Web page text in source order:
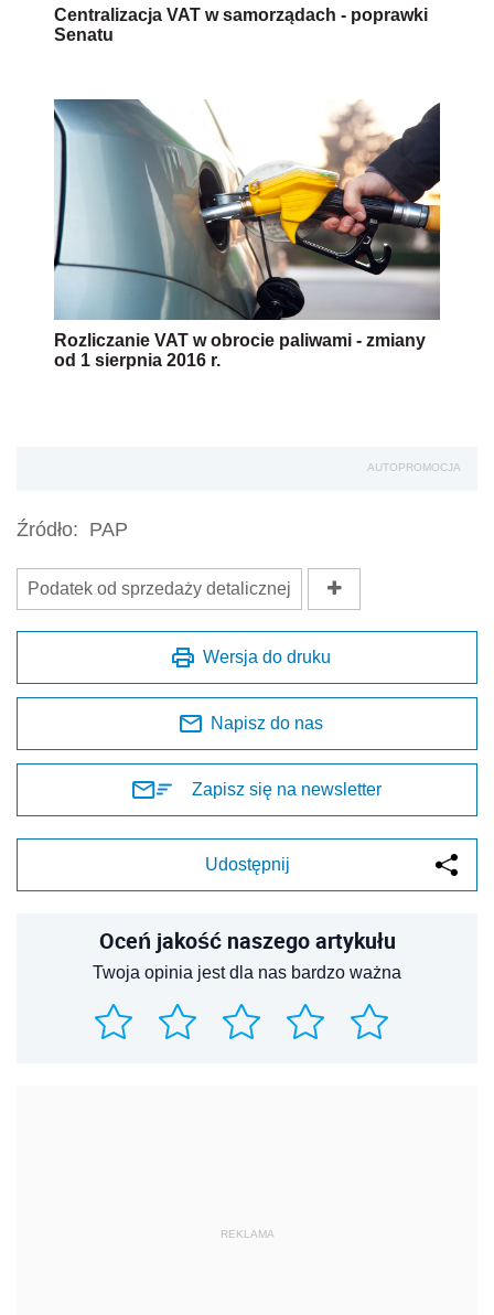
Centralizacja VAT w samorządach - poprawki
Senatu
Rozliczanie VAT w obrocie paliwami - zmiany
od 1 sierpnia 2016 r.
AUTOPROMOCJA
Źródło: PAP
Podatek od sprzedaży detalicznej
Wersja do druku
Napisz do nas
Zapisz się na newsletter
Udostępnij
Oceń jakość naszego artykułu
Twoja opinia jest dla nas bardzo ważna
REKLAMA